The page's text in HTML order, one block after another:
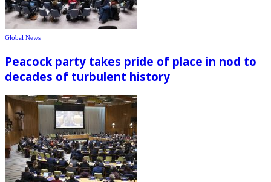
Global News
Peacock party takes pride of place in nod to
decades of turbulent history